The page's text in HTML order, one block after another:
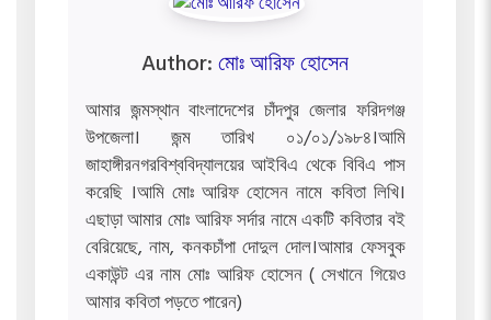
Author:মোঃ আরিফ হোসেন
আমার জন্মস্থান বাংলাদেশের চাঁদপুর জেলার ফরিদগঞ্জ
উপজেলা। জন্ম তারিখ ০১/০১/১৯৮৪।আমি
জাহাঙ্গীরনগরবিশ্ববিদ্যালয়ের আইবিএ থেকে বিবিএ পাস
করেছি ।আমি মোঃ আরিফ হোসেন নামে কবিতা লিখি।
এছাড়া আমার মোঃ আরিফ সর্দার নামে একটি কবিতার বই
বেরিয়েছে, নাম, কনকচাঁপা দোদুল দোল।আমার ফেসবুক
একাউন্ট এর নাম মোঃ আরিফ হোসেন ( সেখানে গিয়েও
আমার কবিতা পড়তে পারেন)